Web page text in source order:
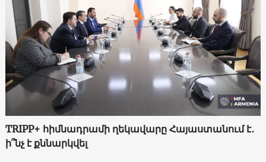
TRIPP+ հիմնադրամի ղեկավարը Հայաստանում է․
ի՞նչ է քննարկվել